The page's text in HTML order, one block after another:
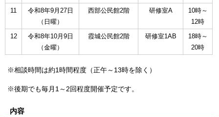
11
令和8年9月27日
（日曜）
西部公民館2階 研修室A
10時～
12時
12
令和8年10月9日
（金曜）
霞城公民館2階 研修室1AB
18時～
20時
※相談時間は約1時間程度（正午～13時を除く）
※後期でも毎月1～2回程度開催予定です。
内容